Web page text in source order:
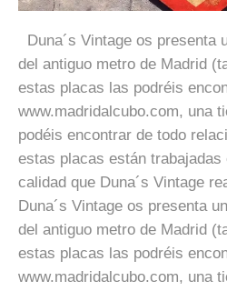
Duna´s Vintage os presenta
del antiguo metro de Madrid
estas placas las podréis
www.madridalcubo.com, una
podéis encontrar de todo
estas placas están trabajadas
calidad que Duna´s Vintage
Duna´s Vintage os presenta
del antiguo metro de Madrid
estas placas las podréis
www.madridalcubo.com, una